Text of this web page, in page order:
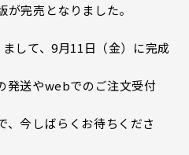
完売となりました。
して、9月11日（金）に完成
発送やwebでのご注文受付
、今しばらくお待ちくださ